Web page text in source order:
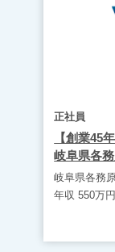
正社員
【創業45
岐阜県各
岐阜県各務
年収 550万